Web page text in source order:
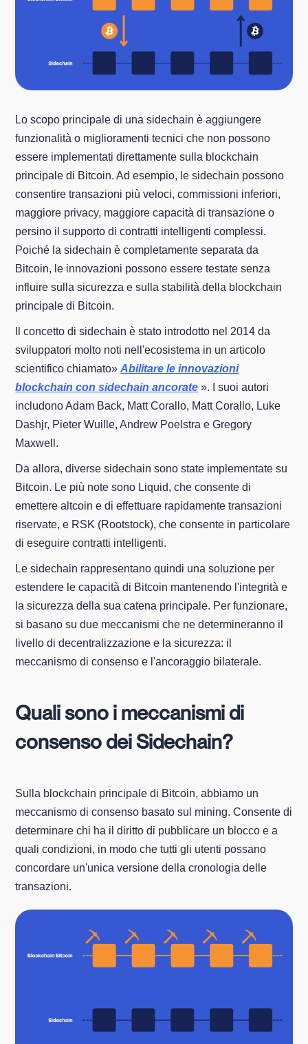
Lo scopo principale di una sidechain è aggiungere
funzionalità o miglioramenti tecnici che non possono
essere implementati direttamente sulla blockchain
principale di Bitcoin. Ad esempio, le sidechain possono
consentire transazioni più veloci, commissioni inferiori,
maggiore privacy, maggiore capacità di transazione o
persino il supporto di contratti intelligenti complessi.
Poiché la sidechain è completamente separata da
Bitcoin, le innovazioni possono essere testate senza
influire sulla sicurezza e sulla stabilità della blockchain
principale di Bitcoin.
Il concetto di sidechain è stato introdotto nel 2014 da
sviluppatori molto noti nell'ecosistema in un articolo
scientifico chiamato»Abilitare le innovazioni
blockchain con sidechain ancorate ». I suoi autori
includono Adam Back, Matt Corallo, Matt Corallo, Luke
Dashjr, Pieter Wuille, Andrew Poelstra e Gregory
Maxwell.
Da allora, diverse sidechain sono state implementate su
Bitcoin. Le più note sono Liquid, che consente di
emettere altcoin e di effettuare rapidamente transazioni
riservate, e RSK (Rootstock), che consente in particolare
di eseguire contratti intelligenti.
Le sidechain rappresentano quindi una soluzione per
estendere le capacità di Bitcoin mantenendo l'integrità e
la sicurezza della sua catena principale. Per funzionare,
si basano su due meccanismi che ne determineranno il
livello di decentralizzazione e la sicurezza: il
meccanismo di consenso e l'ancoraggio bilaterale.
Quali sono i meccanismi di
consenso dei Sidechain?
Sulla blockchain principale di Bitcoin, abbiamo un
meccanismo di consenso basato sul mining. Consente di
determinare chi ha il diritto di pubblicare un blocco e a
quali condizioni, in modo che tutti gli utenti possano
concordare un'unica versione della cronologia delle
transazioni.